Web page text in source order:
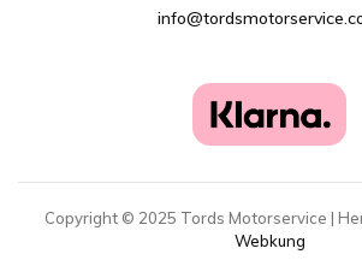
Copyright © 2025 Tords Motorservice |
Webkung